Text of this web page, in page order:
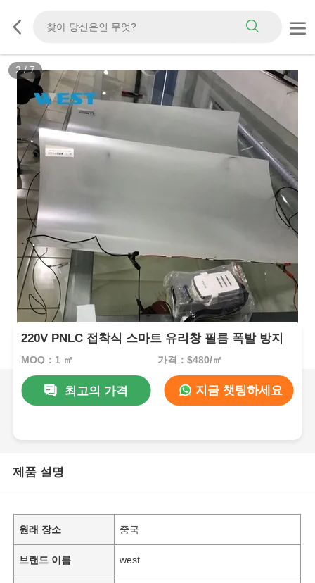
3/7
220V PNLC 접착식 스마트 유리창 필름 폭발 방지
MOQ：1 ㎡ 가격：$480/㎡
최고의 가격 지금 챗팅하세요
제품 설명
원래 장소 중국
브랜드 이름 west